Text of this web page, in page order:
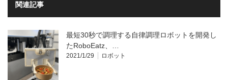
関連記事
最短30秒で調理する自律調理ロボットを開発し
たRoboEatz、…
2021/1/29 ロボット